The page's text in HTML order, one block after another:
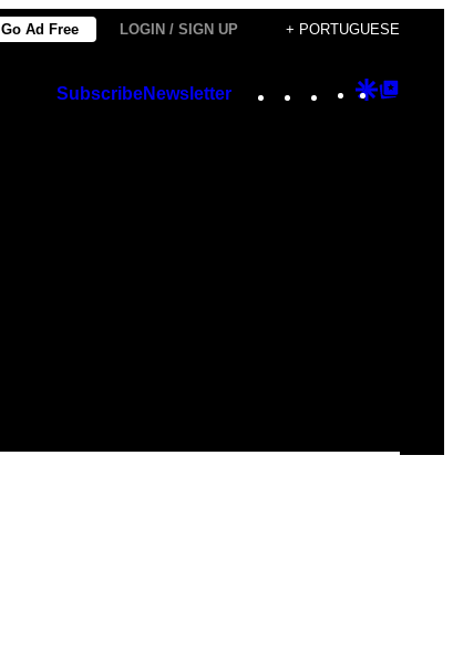
Go Ad Free LOGIN / SIGN UP + PORTUGUESE
SubscribeNewsletter Instagram
TikTok
YouTube
Google